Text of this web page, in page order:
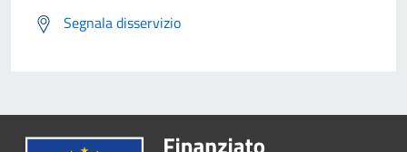
Segnala disservizio